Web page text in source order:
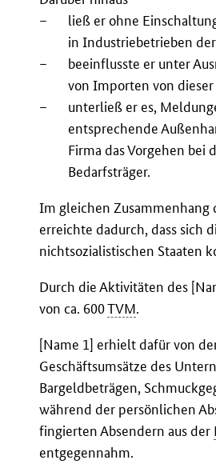
–
ließ er ohne
in Industriebetrieben der
–
beeinflusste er unter
von Importen von dieser
–
unterließ er es,
entsprechende
Firma das Vorgehen
Bedarfsträger.
Im gleichen
erreichte dadurch, dass sich
nichtsozialistischen Staaten
Durch die Aktivitäten des
von ca. 600TVM.
[Name 1] erhielt dafür von
Geschäftsumsätze des
Bargeldbeträgen,
während der persönlichen
fingierten Absendern aus der
entgegennahm.